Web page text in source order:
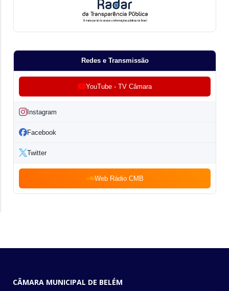
Redes e Transmissão
YouTube - TV Câmara
Instagram
Facebook
Twitter
Web Rádio CMB
CÂMARA MUNICIPAL DE BELÉM